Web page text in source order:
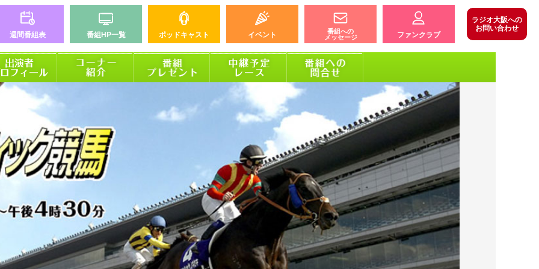
週間番組表 番組HP一覧 ポッドキャスト イベント
番組への
メッセージ
ファンクラブ
ラジオ大阪への
お問い合わせ